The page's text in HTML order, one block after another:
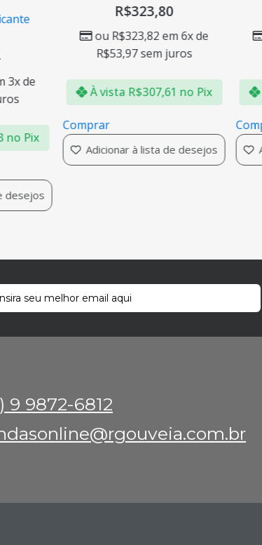
3x de
no Pix
desejos
R$323,80
ou R$323,82em 6x de
R$53,97sem juros
À vista R$307,61 no Pix
Comprar
Adicionar à lista de desejos
9 9872-6812